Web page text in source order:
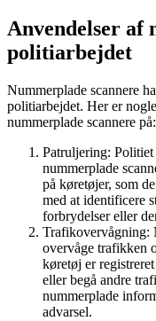
Anvendelser af
politiarbejdet
Nummerplade scannere
politiarbejdet. Her er
nummerplade scannere på:
Patruljering:
nummerplade
på køretøjer, som
med at identificere
forbrydelser eller
Trafikovervågning:
overvåge trafikken
køretøj er
eller begå andre
nummerplade
advarsel.